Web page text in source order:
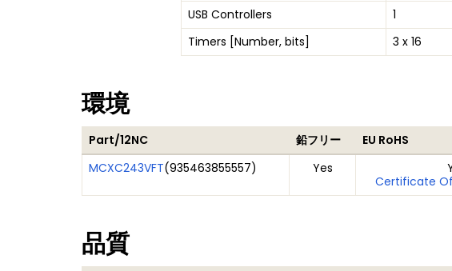
USB Controllers
1
Timers [Number, bits]
3 x 16
環境
Part/12NC 鉛フリー EU RoHS
MCXC243VFT(935463855557) Yes
Certificate
品質